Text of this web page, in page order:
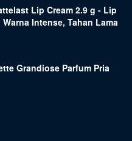
Lip Cream 2.9 g - Lip
Intense, Tahan Lama
Grandiose Parfum Pria